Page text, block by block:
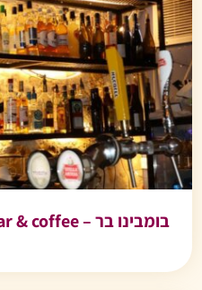
בומבינו בר – bombino bar & coffee